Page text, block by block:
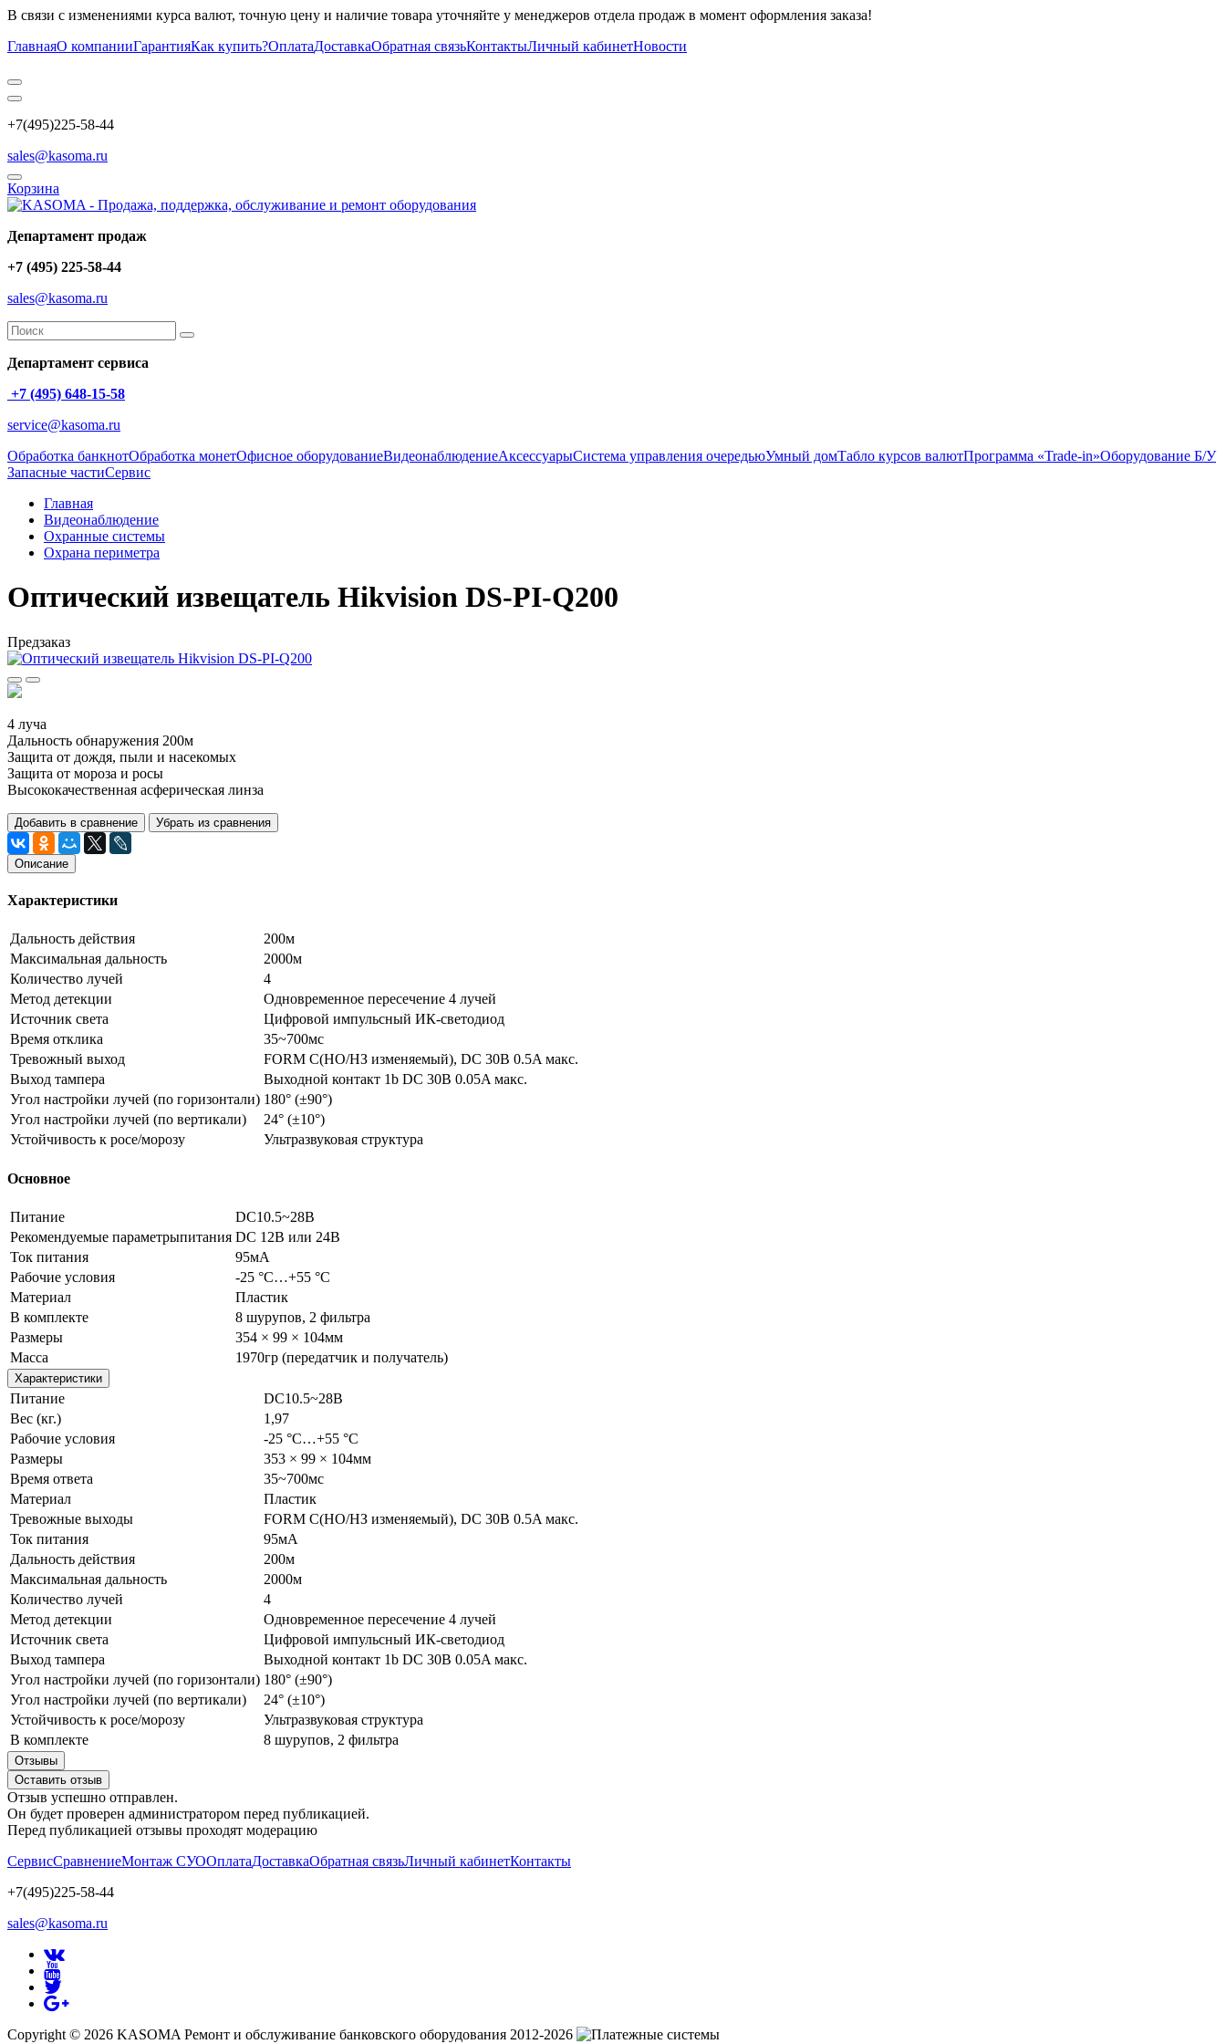
В связи с изменениями курса валют, точную цену и наличие товара уточняйте у менеджеров отдела продаж в момент оформления заказа!
ГлавнаяО компанииГарантияКак купить?ОплатаДоставкаОбратная связьКонтактыЛичный кабинетНовости
+7(495)225-58-44
sales@kasoma.ru
Корзина
Департамент продаж
+7 (495) 225-58-44
sales@kasoma.ru
Департамент сервиса
+7 (495) 648-15-58
service@kasoma.ru
Обработка банкнотОбработка монетОфисное оборудованиеВидеонаблюдениеАксессуарыСистема управления очередьюУмный домТабло курсов валютПрограмма «Trade-in»Оборудование Б/У
Запасные частиСервис
Главная
Видеонаблюдение
Охранные системы
Охрана периметра
Оптический извещатель Hikvision DS-PI-Q200
Предзаказ
4 луча
Дальность обнаружения 200м
Защита от дождя, пыли и насекомых
Защита от мороза и росы
Высококачественная асферическая линза
Добавить в сравнение Убрать из сравнения
Описание
Характеристики
Дальность действия
200м
Максимальная дальность
2000м
Количество лучей
4
Метод детекции
Одновременное пересечение 4 лучей
Источник света
Цифровой импульсный ИК-светодиод
Время отклика
35~700мс
Тревожный выход
FORM C(НО/НЗ изменяемый), DC 30В 0.5A макс.
Выход тампера
Выходной контакт 1b DC 30В 0.05A макс.
Угол настройки лучей (по горизонтали) 180° (±90°)
Угол настройки лучей (по вертикали)
24° (±10°)
Устойчивость к росе/морозу
Ультразвуковая структура
Основное
Питание
DC10.5~28В
Рекомендуемые параметрыпитания DC 12В или 24В
Ток питания
95мА
Рабочие условия
-25 °C…+55 °C
Материал
Пластик
В комплекте
8 шурупов, 2 фильтра
Размеры
354 × 99 × 104мм
Масса
1970гр (передатчик и получатель)
Характеристики
Питание
DC10.5~28В
Вес (кг.)
1,97
Рабочие условия
-25 °C…+55 °C
Размеры
353 × 99 × 104мм
Время ответа
35~700мс
Материал
Пластик
Тревожные выходы
FORM C(НО/НЗ изменяемый), DC 30В 0.5A макс.
Ток питания
95мА
Дальность действия
200м
Максимальная дальность
2000м
Количество лучей
4
Метод детекции
Одновременное пересечение 4 лучей
Источник света
Цифровой импульсный ИК-светодиод
Выход тампера
Выходной контакт 1b DC 30В 0.05A макс.
Угол настройки лучей (по горизонтали) 180° (±90°)
Угол настройки лучей (по вертикали)
24° (±10°)
Устойчивость к росе/морозу
Ультразвуковая структура
В комплекте
8 шурупов, 2 фильтра
Отзывы
Оставить отзыв
Отзыв успешно отправлен.
Он будет проверен администратором перед публикацией.
Перед публикацией отзывы проходят модерацию
СервисСравнениеМонтаж СУООплатаДоставкаОбратная связьЛичный кабинетКонтакты
+7(495)225-58-44
sales@kasoma.ru
Copyright © 2026 KASOMA Ремонт и обслуживание банковского оборудования 2012-2026